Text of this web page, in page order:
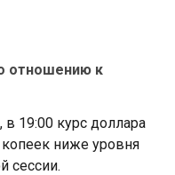
отношению к
19:00 курс доллара
копеек ниже уровня
сессии.